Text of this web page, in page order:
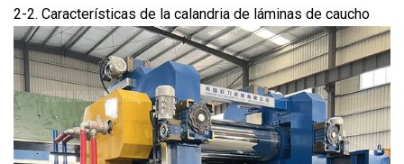
2-2. Características de la calandria de láminas de caucho